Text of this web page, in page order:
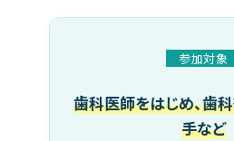
参加対象
歯科医師をはじめ、歯
手など